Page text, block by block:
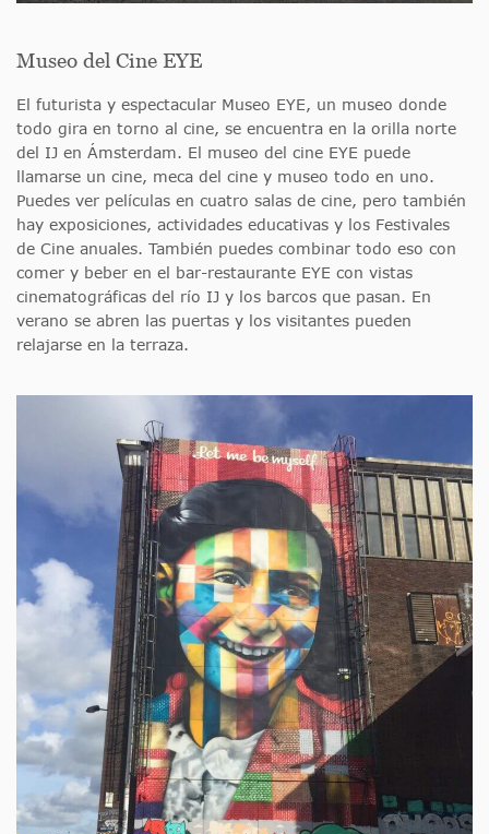
Museo del Cine EYE
El futurista y espectacular Museo EYE, un museo donde
todo gira en torno al cine, se encuentra en la orilla norte
del IJ en Ámsterdam. El museo del cine EYE puede
llamarse un cine, meca del cine y museo todo en uno.
Puedes ver películas en cuatro salas de cine, pero también
hay exposiciones, actividades educativas y los Festivales
de Cine anuales. También puedes combinar todo eso con
comer y beber en el bar-restaurante EYE con vistas
cinematográficas del río IJ y los barcos que pasan. En
verano se abren las puertas y los visitantes pueden
relajarse en la terraza.